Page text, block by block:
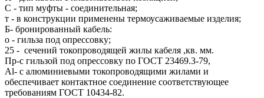
С - тип муфты - соединительная;
т - в конструкции применены термоусаживаемые изделия;
Б- бронированный кабель:
о - гильза под опрессовку;
25 - сечений токопроводящей жилы кабеля ,кв. мм.
Пр-с гильзой под опрессовку по ГОСТ 23469.3-79,
Al- с алюминиевыми токопроводящими жилами и
обеспечивает контактное соединение соответствующее
требованиям ГОСТ 10434-82.